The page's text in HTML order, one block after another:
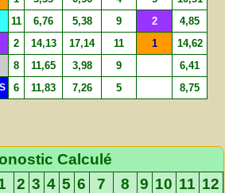
11 6,76 5,38 9 2 4,85
2 14,13 17,14 11 1 14,62
8 11,65 3,98 9 6,41
6 11,83 7,26 5 8,75
Calculé
2 3 4 5 6 7 8 9 10 11 12